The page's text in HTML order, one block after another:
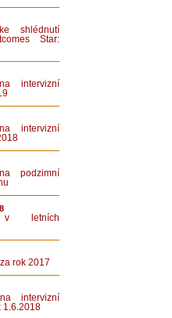
shlédnutí
Star:
intervizní
intervizní
podzimní
v letních
rok 2017
intervizní
1.6.2018